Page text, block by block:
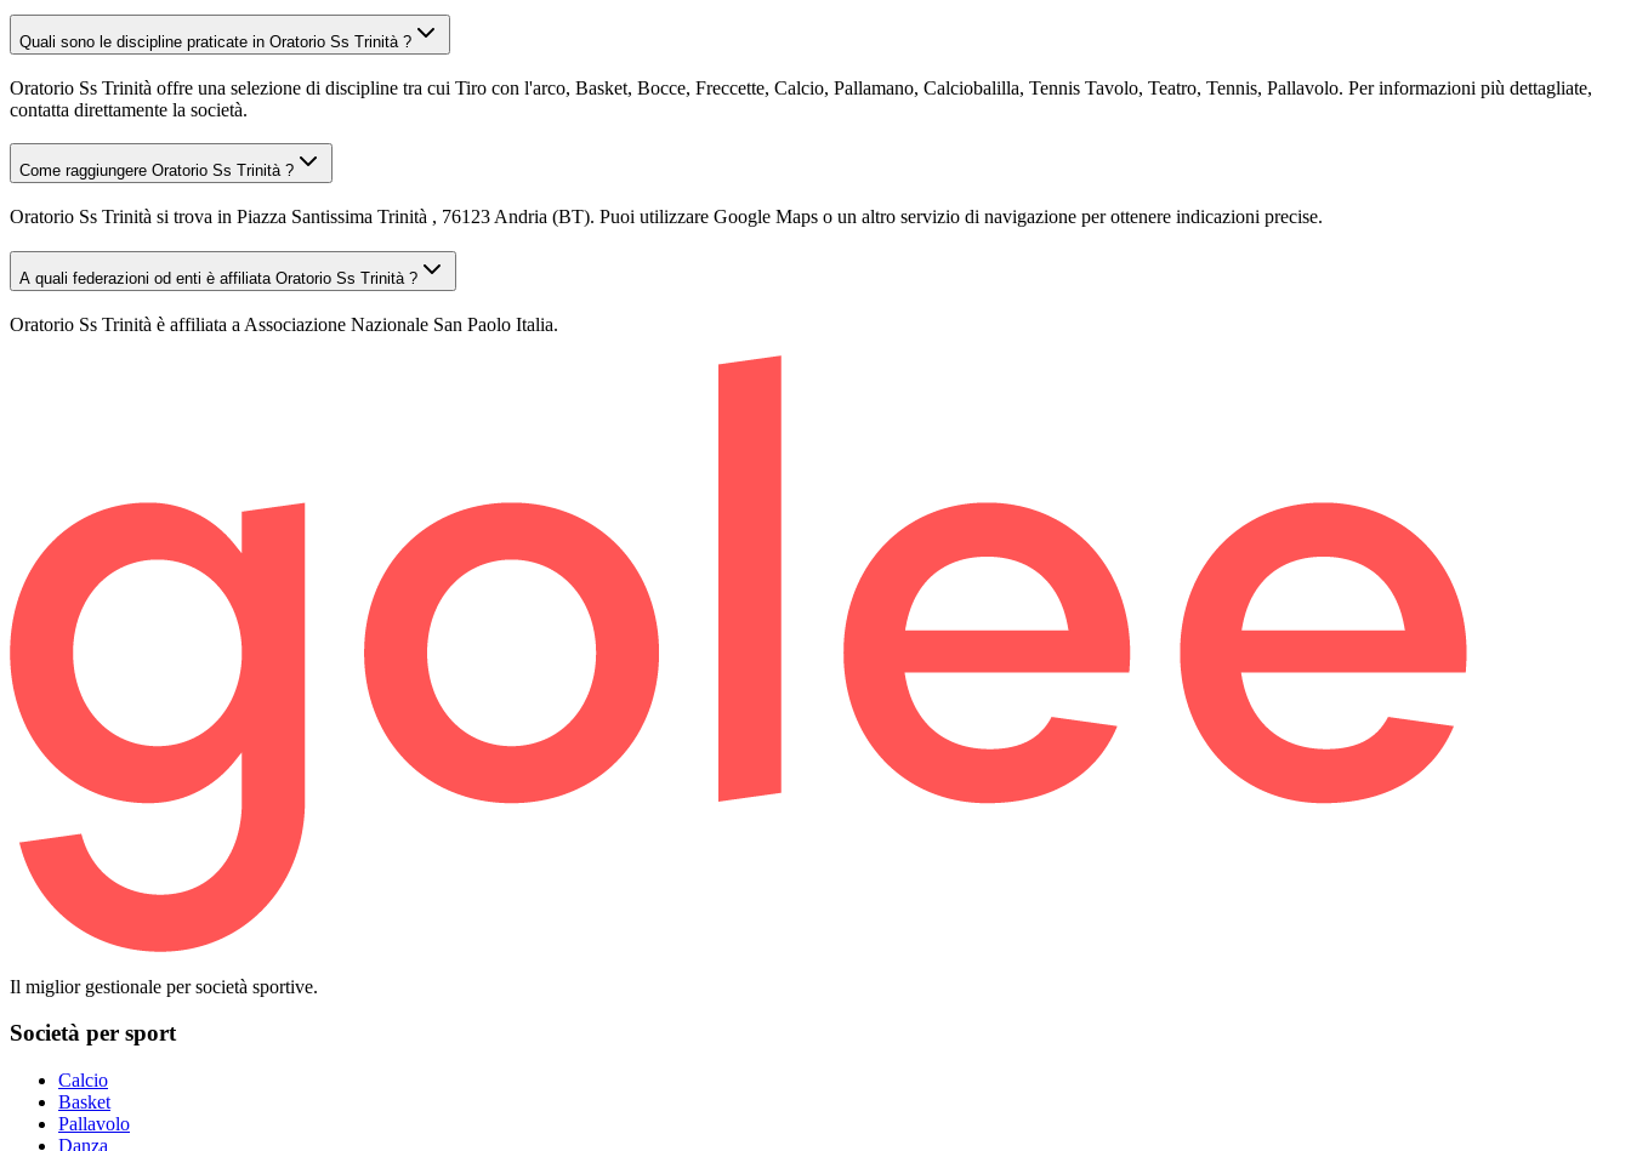
Quali sono le discipline praticate in Oratorio Ss Trinità ?
Oratorio Ss Trinità offre una selezione di discipline tra cui Tiro con l'arco, Basket, Bocce, Freccette, Calcio, Pallamano, Calciobalilla, Tennis Tavolo, Teatro, Tennis, Pallavolo. Per informazioni più dettagliate,
contatta direttamente la società.
Come raggiungere Oratorio Ss Trinità ?
Oratorio Ss Trinità si trova in Piazza Santissima Trinità , 76123 Andria (BT). Puoi utilizzare Google Maps o un altro servizio di navigazione per ottenere indicazioni precise.
A quali federazioni od enti è affiliata Oratorio Ss Trinità ?
Oratorio Ss Trinità è affiliata a Associazione Nazionale San Paolo Italia.
Il miglior gestionale per società sportive.
Società per sport
Calcio
Basket
Pallavolo
Danza